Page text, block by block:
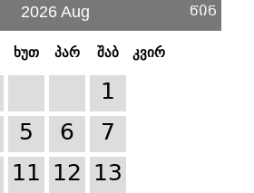
2026 Aug წინ
ხუთ პარ შაბ კვირ
1
5 6
7
11 12 13